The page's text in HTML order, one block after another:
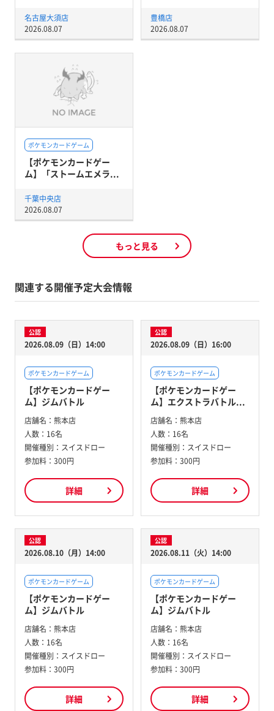
名古屋大須店
2026.08.07
豊橋店
2026.08.07
ポケモンカードゲーム
【ポケモンカードゲー
ム】「ストームエメラ...
千葉中央店
2026.08.07
もっと見る
関連する開催予定大会情報
公認
2026.08.09（日）14:00
ポケモンカードゲーム
【ポケモンカードゲー
ム】ジムバトル
店舗名： 熊本店
人数： 16名
開催種別： スイスドロー
参加料： 300円
詳細
公認
2026.08.09（日）16:00
ポケモンカードゲーム
【ポケモンカードゲー
ム】エクストラバトル...
店舗名： 熊本店
人数： 16名
開催種別： スイスドロー
参加料： 300円
詳細
公認
2026.08.10（月）14:00
ポケモンカードゲーム
【ポケモンカードゲー
ム】ジムバトル
店舗名： 熊本店
人数： 16名
開催種別： スイスドロー
参加料： 300円
詳細
公認
2026.08.11（火）14:00
ポケモンカードゲーム
【ポケモンカードゲー
ム】ジムバトル
店舗名： 熊本店
人数： 16名
開催種別： スイスドロー
参加料： 300円
詳細